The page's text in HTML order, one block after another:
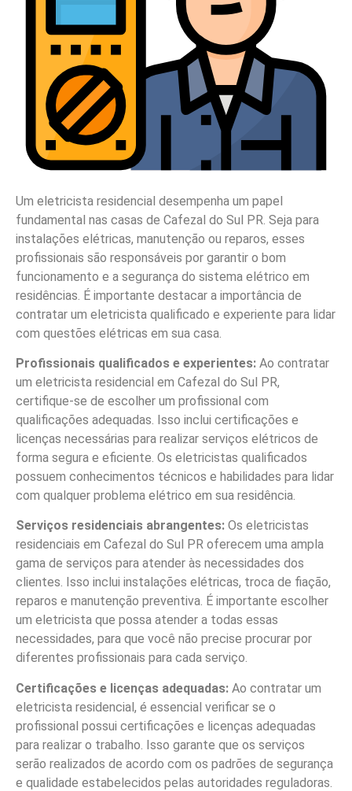
Um eletricista residencial desempenha um papel
fundamental nas casas de Cafezal do Sul PR. Seja para
instalações elétricas, manutenção ou reparos, esses
profissionais são responsáveis por garantir o bom
funcionamento e a segurança do sistema elétrico em
residências. É importante destacar a importância de
contratar um eletricista qualificado e experiente para lidar
com questões elétricas em sua casa.
Profissionais qualificados e experientes: Ao contratar
um eletricista residencial em Cafezal do Sul PR,
certifique-se de escolher um profissional com
qualificações adequadas. Isso inclui certificações e
licenças necessárias para realizar serviços elétricos de
forma segura e eficiente. Os eletricistas qualificados
possuem conhecimentos técnicos e habilidades para lidar
com qualquer problema elétrico em sua residência.
Serviços residenciais abrangentes: Os eletricistas
residenciais em Cafezal do Sul PR oferecem uma ampla
gama de serviços para atender às necessidades dos
clientes. Isso inclui instalações elétricas, troca de fiação,
reparos e manutenção preventiva. É importante escolher
um eletricista que possa atender a todas essas
necessidades, para que você não precise procurar por
diferentes profissionais para cada serviço.
Certificações e licenças adequadas: Ao contratar um
eletricista residencial, é essencial verificar se o
profissional possui certificações e licenças adequadas
para realizar o trabalho. Isso garante que os serviços
serão realizados de acordo com os padrões de segurança
e qualidade estabelecidos pelas autoridades reguladoras.